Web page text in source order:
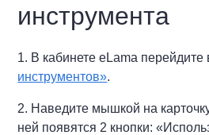
инструмента
1. В кабинете eLama перейдите
инструментов».
2. Наведите мышкой на
ней появятся 2 кнопки: